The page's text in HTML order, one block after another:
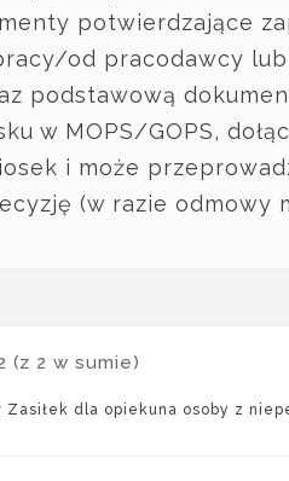
potwierdzające
od pracodawcy
podstawową
w MOPS/GOPS,
i może
(w razie odmowy
(z 2 w sumie)
dla opiekuna osoby z